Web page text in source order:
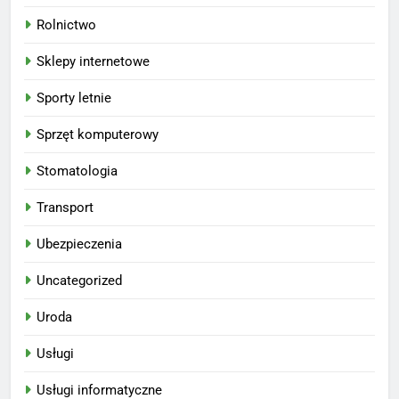
Rolnictwo
Sklepy internetowe
Sporty letnie
Sprzęt komputerowy
Stomatologia
Transport
Ubezpieczenia
Uncategorized
Uroda
Usługi
Usługi informatyczne